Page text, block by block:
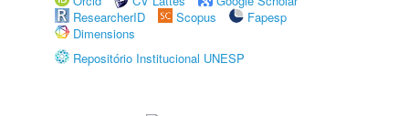
ResearcherID
Scopus
Fapesp
Dimensions
Repositório Institucional UNESP